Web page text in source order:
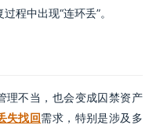
程中出现“连环丢”。
理不当，也会变成囚禁资产
失找回需求，特别是涉及多